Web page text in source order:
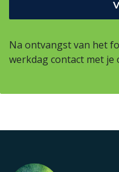
Na ontvangst van het
werkdag contact met je